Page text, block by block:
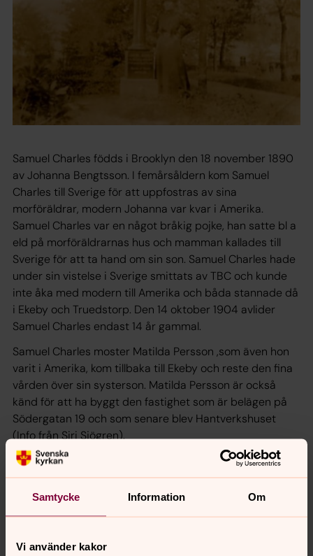
Samtycke Information Om
Vi använder kakor
Samuel Charles födds i Brooklyn den 18 november 1890
av Johanna Bengtsson. I femårsåldern kom Samuel
Charles till Sverige för att uppfostras av sina
morföräldrar, modern Johanna var kvar i Amerika.
Samuel Charles var en något bråkig pojke, han satte bl a
eld på morföräldrarnas hus och mamman kallades till
Sverige för att ta hand om sin son. Samuel Charles hade
under sin vistelse i Sverige smittats av TBC och kunde
inte åka med modern till Amerika och båda stannade då
i Ekeby och Truedstorp. Den 14 oktober 1904 avlider
Samuel Charles endast 14 år gammal.
Samuel Charles moster Matilda Persson ,som även hon
varit i Amerika, kom tillbaka till Ekeby och reste den fina
vården över sin systerson. Matilda Persson är också
känd för att ha byggt den fastighet som är belägen på
Södergatan 19 och som senare blev Hantverkshuset
(Info från Siri Sjögren).
Den avbrutna kolonnen symboliserar det avbrutna livet.
Särskilt vanlig gravvårdstyp för dem som avlidit i unga
år. I kustnära trakter kan pelaren även tolkas som
exemplar på denna kyrkogård, över fjortonåringen